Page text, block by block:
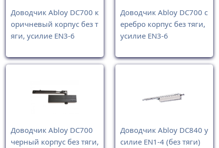
Доводчик Abloy DC700 к
оричневый корпус без т
яги, усилие EN3-6
Доводчик Abloy DC700 с
еребро корпус без тяги,
усилие EN3-6
Доводчик Abloy DC700
черный корпус без тяги,
Доводчик Abloy DC840 у
силие EN1-4 (без тяги)